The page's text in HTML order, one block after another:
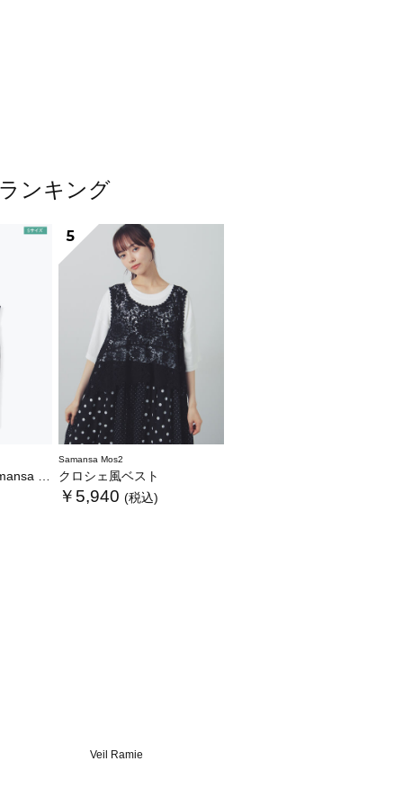
ンキング
定カラーあり》
5
Samansa Mos2
クロシェ風ベスト
￥5,940 (税込)